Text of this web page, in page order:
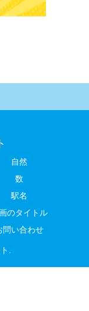
自然
数
駅名
のタイトル
問い合わせ
.